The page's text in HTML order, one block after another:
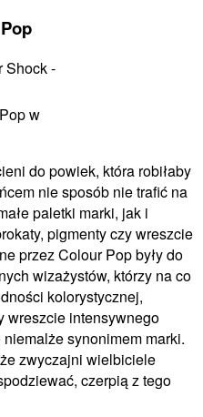
w
do powiek, która robiłaby
nie sposób nie trafić na
paletki marki, jak i
pigmenty czy wreszcie
przez Colour Pop były do
wizażystów, którzy na co
kolorystycznej,
wreszcie intensywnego
synonimem marki.
zwyczajni wielbiciele
czerpią z tego